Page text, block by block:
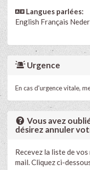
Langues parlées:
English Français
Urgence
En cas d'urgence vitale,
Vous avez
désirez annuler
Recevez la liste de
mail. Cliquez ci-